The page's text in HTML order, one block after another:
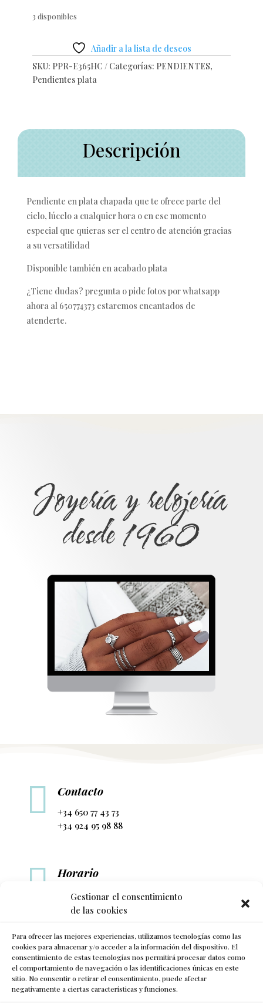
Gestionar el consentimiento
de las cookies
Para ofrecer las mejores experiencias, utilizamos tecnologías como las
cookies para almacenar y/o acceder a la información del dispositivo. El
consentimiento de estas tecnologías nos permitirá procesar datos como
el comportamiento de navegación o las identificaciones únicas en este
sitio. No consentir o retirar el consentimiento, puede afectar
negativamente a ciertas características y funciones.
3 disponibles
Añadir a la lista de deseos
SKU: PPR-E365HC Categorías: PENDIENTES,
Pendientes plata
Descripción
Pendiente en plata chapada que te ofrece parte del
cielo, lúcelo a cualquier hora o en ese momento
especial que quieras ser el centro de atención gracias
a su versatilidad
Disponible también en acabado plata
¿Tiene dudas? pregunta o pide fotos por whatsapp
ahora al 650774373 estaremos encantados de
atenderte.
Joyería y relojería
desde 1960
 Contacto
+34 650 77 43 73
+34 924 95 98 88
 Horario
L-V: 10h a 14h y de 17h a 21h
 Síguenos